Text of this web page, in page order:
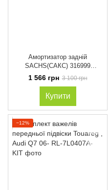
Амортизатор задній
SACHS(САКС) 316999
Volkswagen
Touareg(Фольксваген Туарег)
2002-2010 газ-масло
1 566 грн 3 100 грн
Купити
−12%